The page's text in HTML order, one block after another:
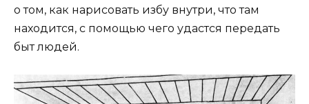
о том, как нарисовать избу внутри, что там
находится, с помощью чего удастся передать
быт людей.